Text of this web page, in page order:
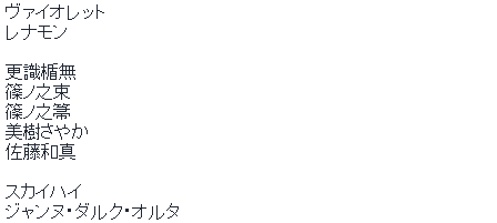
ヴァイオレット
レナモン
更識楯無
篠ノ之束
篠ノ之箒
美樹さやか
佐藤和真
スカイハイ
ジャンヌ・ダルク・オルタ